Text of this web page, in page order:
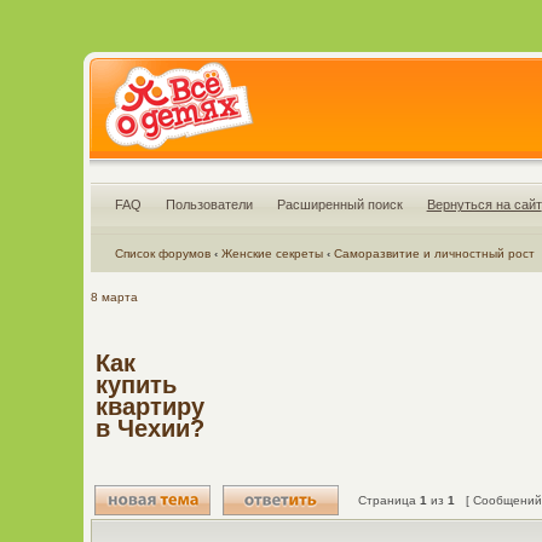
FAQ Пользователи Расширенный поиск Вернуться на сайт
Список форумов ‹ Женские секреты ‹ Саморазвитие и личностный рост
8 марта
Как
купить
квартиру
в Чехии?
Страница 1 из 1 [